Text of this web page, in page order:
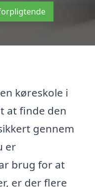
køreskole i
at finde den
gennem
er
brug for at
er der flere